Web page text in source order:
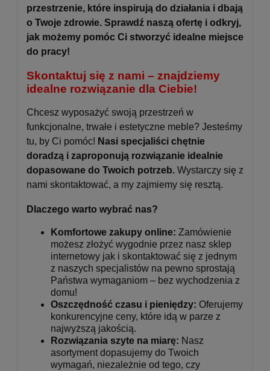
przestrzenie, które inspirują do działania i dbają
o Twoje zdrowie. Sprawdź naszą ofertę i odkryj,
jak możemy pomóc Ci stworzyć idealne miejsce
do pracy!
Skontaktuj się z nami – znajdziemy
idealne rozwiązanie dla Ciebie!
Chcesz wyposażyć swoją przestrzeń w
funkcjonalne, trwałe i estetyczne meble? Jesteśmy
tu, by Ci pomóc! Nasi specjaliści chętnie
doradzą i zaproponują rozwiązanie idealnie
dopasowane do Twoich potrzeb. Wystarczy się z
nami skontaktować, a my zajmiemy się resztą.
Dlaczego warto wybrać nas?
Komfortowe zakupy online: Zamówienie
możesz złożyć wygodnie przez nasz sklep
internetowy jak i skontaktować się z jednym
z naszych specjalistów na pewno sprostają
Państwa wymaganiom – bez wychodzenia z
domu!
Oszczędność czasu i pieniędzy: Oferujemy
konkurencyjne ceny, które idą w parze z
najwyższą jakością.
Rozwiązania szyte na miarę: Nasz
asortyment dopasujemy do Twoich
wymagań, niezależnie od tego, czy